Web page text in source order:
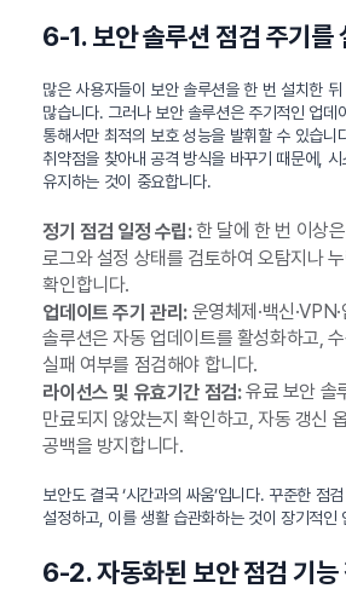
6-1. 보안 솔루션 점검 주기를
많은 사용자들이 보안 솔루션을 한 번 설치한
많습니다. 그러나 보안 솔루션은 주기적인 업데
통해서만 최적의 보호 성능을 발휘할 수 있습니
취약점을 찾아내 공격 방식을 바꾸기 때문에,
유지하는 것이 중요합니다.
정기 점검 일정 수립:한 달에 한 번 이상
로그와 설정 상태를 검토하여 오탐지나
확인합니다.
업데이트 주기 관리:운영체제·백신
솔루션은 자동 업데이트를 활성화하고,
실패 여부를 점검해야 합니다.
라이선스 및 유효기간 점검:유료 보안 솔
만료되지 않았는지 확인하고, 자동 갱신
공백을 방지합니다.
보안도 결국 ‘시간과의 싸움’입니다. 꾸준한 점
설정하고, 이를 생활 습관화하는 것이 장기적인
6-2. 자동화된 보안 점검 기능